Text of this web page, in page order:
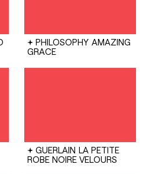
PHILOSOPHY AMAZING
GRACE
GUERLAIN LA PETITE
ROBE NOIRE VELOURS